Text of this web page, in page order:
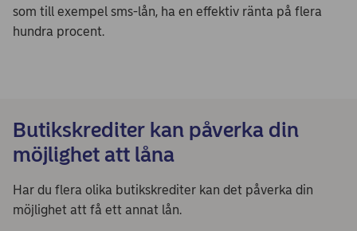
som till exempel sms-lån, ha en effektiv ränta på flera
hundra procent.
Butikskrediter kan påverka din
möjlighet att låna
Har du flera olika butikskrediter kan det påverka din
möjlighet att få ett annat lån.